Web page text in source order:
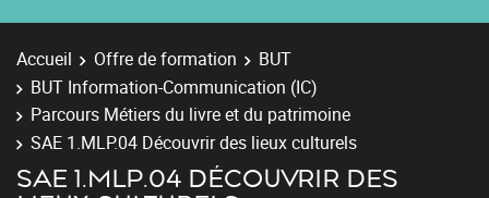
Accueil Offre de formation
BUT
BUT Information-Communication (IC)
Parcours Métiers du livre et du patrimoine
SAE 1.MLP.04 Découvrir des lieux culturels
SAE 1.MLP.04 DÉCOUVRIR DES